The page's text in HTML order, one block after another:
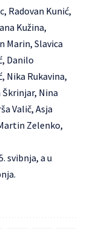
Radovan Kunić,
Kužina,
Marin, Slavica
Danilo
Nika Rukavina,
Škrinjar, Nina
Valič, Asja
Zelenko,
svibnja, a u